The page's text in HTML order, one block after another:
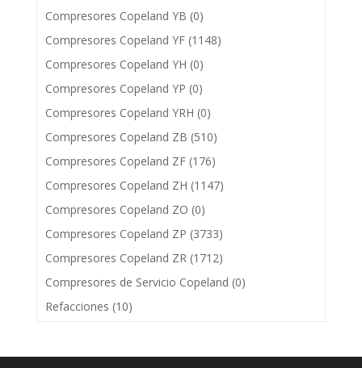
Compresores Copeland YB (0)
Compresores Copeland YF (1148)
Compresores Copeland YH (0)
Compresores Copeland YP (0)
Compresores Copeland YRH (0)
Compresores Copeland ZB (510)
Compresores Copeland ZF (176)
Compresores Copeland ZH (1147)
Compresores Copeland ZO (0)
Compresores Copeland ZP (3733)
Compresores Copeland ZR (1712)
Compresores de Servicio Copeland (0)
Refacciones (10)